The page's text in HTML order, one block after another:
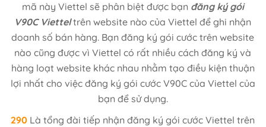
mã này Viettel sẽ phân biệt được bạn đăng ký gói
V90C Vietteltrên website nào của Viettel để ghi nhận
doanh số bán hàng. Bạn đăng ký gói cước trên website
nào cũng được vì Viettel có rất nhiều cách đăng ký và
hàng loạt website khác nhau nhằm tạo điều kiện thuận
lợi nhất cho việc đăng ký gói cước V90C của Viettel của
bạn để sử dụng.
290 Là tổng đài tiếp nhận đăng ký gói cước Viettel trên